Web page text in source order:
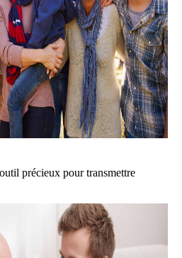
précieux pour transmettre